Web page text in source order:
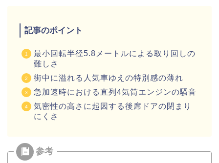
記事のポイント
最小回転半径5.8メートルによる取り回しの
難しさ
街中に溢れる人気車ゆえの特別感の薄れ
急加速時における直列4気筒エンジンの騒音
気密性の高さに起因する後席ドアの閉まり
にくさ